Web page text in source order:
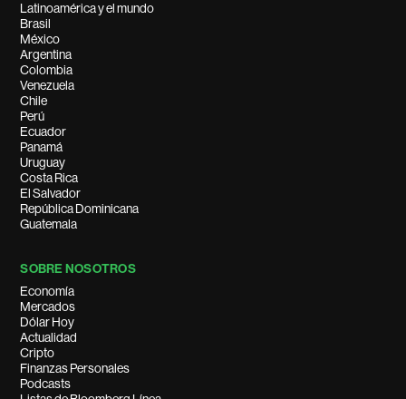
Latinoamérica y el mundo
Brasil
México
Argentina
Colombia
Venezuela
Chile
Perú
Ecuador
Panamá
Uruguay
Costa Rica
El Salvador
República Dominicana
Guatemala
SOBRE NOSOTROS
Economía
Mercados
Dólar Hoy
Actualidad
Cripto
Finanzas Personales
Podcasts